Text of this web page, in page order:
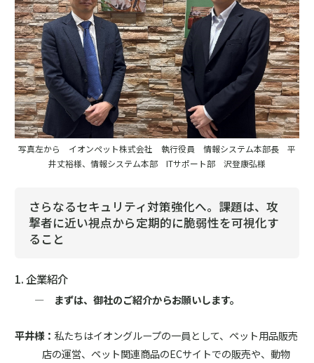
写真左から イオンペット株式会社 執行役員 情報システム本部長 平
井丈裕様、情報システム本部 ITサポート部 沢登康弘様
さらなるセキュリティ対策強化へ。課題は、攻
撃者に近い視点から定期的に脆弱性を可視化す
ること
1. 企業紹介
― まずは、御社のご紹介からお願いします。
平井様： 私たちはイオングループの一員として、ペット用品販売
店の運営、ペット関連商品のECサイトでの販売や、動物